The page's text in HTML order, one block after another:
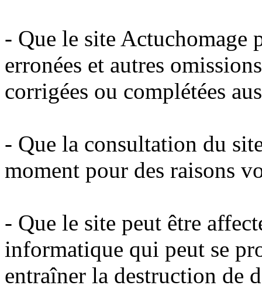
- Que le site Actuchomage
erronées et autres
corrigées ou complétées
- Que la consultation du
moment pour des raisons
- Que le site peut être
informatique qui peut se
entraîner la destruction de